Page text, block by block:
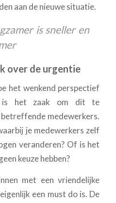
aan de nieuwe situatie.
is sneller en
over de urgentie
het wenkend perspectief
het zaak om dit te
medewerkers.
je medewerkers zelf
veranderen? Of is het
keuze hebben?
met een vriendelijke
een must do is. De